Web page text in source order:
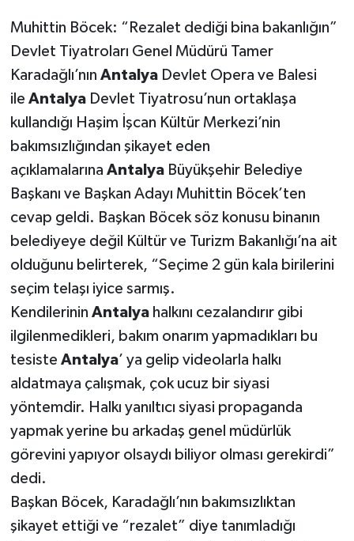
Muhittin Böcek: “Rezalet dediği bina bakanlığın”
Devlet Tiyatroları Genel Müdürü Tamer
Karadağlı’nın AntalyaDevlet Opera ve Balesi
ile AntalyaDevlet Tiyatrosu’nun ortaklaşa
kullandığı Haşim İşcan Kültür Merkezi’nin
bakımsızlığından şikayet eden
açıklamalarına AntalyaBüyükşehir Belediye
Başkanı ve Başkan Adayı Muhittin Böcek’ten
cevap geldi. Başkan Böcek söz konusu binanın
belediyeye değil Kültür ve Turizm Bakanlığı’na ait
olduğunu belirterek, “Seçime 2 gün kala birilerini
seçim telaşı iyice sarmış.
Kendilerinin Antalyahalkını cezalandırır gibi
ilgilenmedikleri, bakım onarım yapmadıkları bu
tesiste Antalya’ ya gelip videolarla halkı
aldatmaya çalışmak, çok ucuz bir siyasi
yöntemdir. Halkı yanıltıcı siyasi propaganda
yapmak yerine bu arkadaş genel müdürlük
görevini yapıyor olsaydı biliyor olması gerekirdi”
dedi.
Başkan Böcek, Karadağlı’nın bakımsızlıktan
şikayet ettiği ve “rezalet” diye tanımladığı